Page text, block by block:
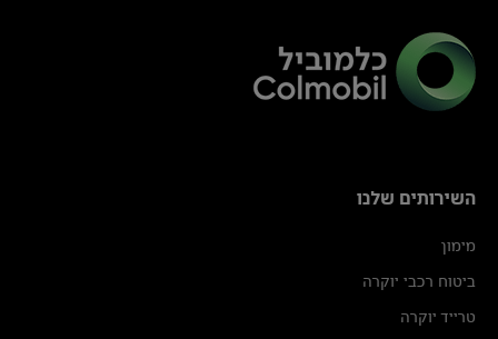
השירותים שלנו
מימון
ביטוח רכבי יוקרה
טרייד יוקרה